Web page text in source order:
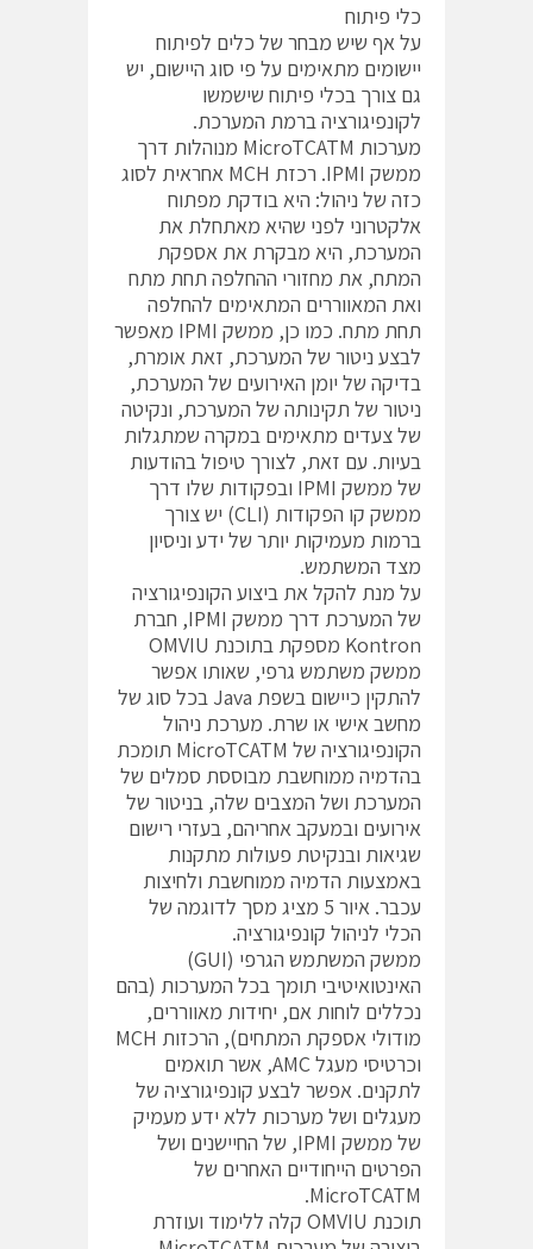
כלי פיתוח
על אף שיש מבחר של כלים לפיתוח
יישומים מתאימים על פי סוג היישום, יש
גם צורך בכלי פיתוח שישמשו
לקונפיגורציה ברמת המערכת.
מערכות MicroTCATM מנוהלות דרך
ממשק IPMI. רכזת MCH אחראית לסוג
כזה של ניהול: היא בודקת מפתוח
אלקטרוני לפני שהיא מאתחלת את
המערכת, היא מבקרת את אספקת
המתח, את מחזורי ההחלפה תחת מתח
ואת המאווררים המתאימים להחלפה
תחת מתח. כמו כן, ממשק IPMI מאפשר
לבצע ניטור של המערכת, זאת אומרת,
בדיקה של יומן האירועים של המערכת,
ניטור של תקינותה של המערכת, ונקיטה
של צעדים מתאימים במקרה שמתגלות
בעיות. עם זאת, לצורך טיפול בהודעות
של ממשק IPMI ובפקודות שלו דרך
ממשק קו הפקודות (CLI) יש צורך
ברמות מעמיקות יותר של ידע וניסיון
מצד המשתמש.
על מנת להקל את ביצוע הקונפיגורציה
של המערכת דרך ממשק IPMI, חברת
Kontron מספקת בתוכנת OMVIU
ממשק משתמש גרפי, שאותו אפשר
להתקין כיישום בשפת Java בכל סוג של
מחשב אישי או שרת. מערכת ניהול
הקונפיגורציה של MicroTCATM תומכת
בהדמיה ממוחשבת מבוססת סמלים של
המערכת ושל המצבים שלה, בניטור של
אירועים ובמעקב אחריהם, בעזרי רישום
שגיאות ובנקיטת פעולות מתקנות
באמצעות הדמיה ממוחשבת ולחיצות
עכבר. איור 5 מציג מסך לדוגמה של
הכלי לניהול קונפיגורציה.
ממשק המשתמש הגרפי (GUI)
האינטואיטיבי תומך בכל המערכות (בהם
נכללים לוחות אם, יחידות מאווררים,
מודולי אספקת המתחים), הרכזות MCH
וכרטיסי מעגל AMC, אשר תואמים
לתקנים. אפשר לבצע קונפיגורציה של
מעגלים ושל מערכות ללא ידע מעמיק
של ממשק IPMI, של החיישנים ושל
הפרטים הייחודיים האחרים של
MicroTCATM.
תוכנת OMVIU קלה ללימוד ועוזרת